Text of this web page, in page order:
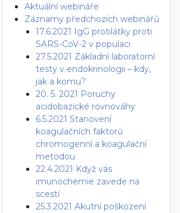
Aktuální webináře
Záznamy předchozích webinářů
17.6.2021 IgG protilátky proti
SARS-CoV-2 v populaci
27.5.2021 Základní laboratorní
testy v endokrinologii – kdy,
jak a komu?
20. 5. 2021 Poruchy
acidobazické rovnováhy
6.5.2021 Stanovení
koagulačních faktorů
chromogenní a koagulační
metodou
22.4.2021 Když vás
imunochemie zavede na
scestí
25.3.2021 Akutní poškození